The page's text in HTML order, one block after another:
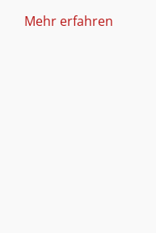
Mehr erfahren